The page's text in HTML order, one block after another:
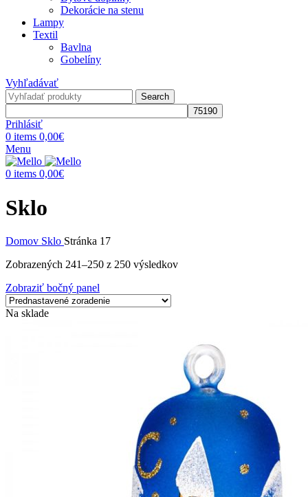
Dekorácie na stenu
Lampy
Textil
Bavlna
Gobelíny
Vyhľadávať
Search
Prihlásiť
0 items 0,00€
Menu
0 items 0,00€
Sklo
Domov Sklo Stránka 17
Zobrazených 241–250 z 250 výsledkov
Zobraziť bočný panel
Na sklade